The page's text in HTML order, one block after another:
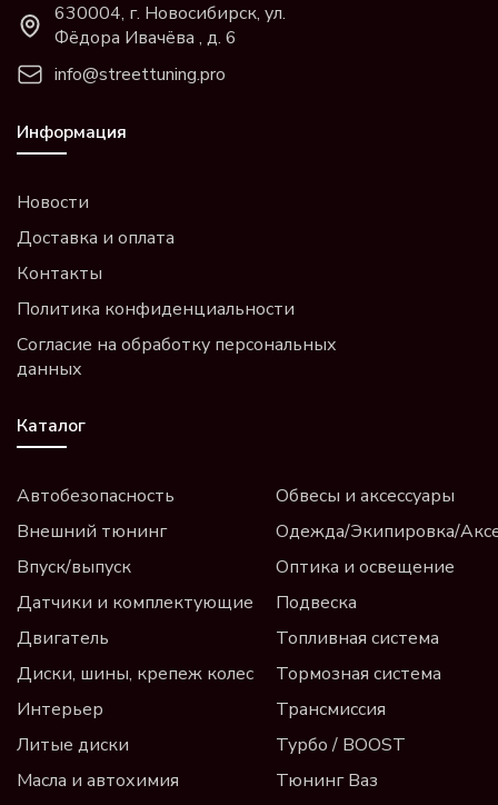
630004, г. Новосибирск, ул.
Фёдора Ивачёва , д. 6
info@streettuning.pro
Информация
Новости
Доставка и оплата
Контакты
Политика конфиденциальности
Согласие на обработку персональных
данных
Каталог
Автобезопасность
Внешний тюнинг
Впуск/выпуск
Датчики и комплектующие
Двигатель
Диски, шины, крепеж колес
Интерьер
Литые диски
Масла и автохимия
Обвесы и аксессуары
Одежда/Экипировка/
Оптика и освещение
Подвеска
Топливная система
Тормозная система
Трансмиссия
Турбо / BOOST
Тюнинг Ваз